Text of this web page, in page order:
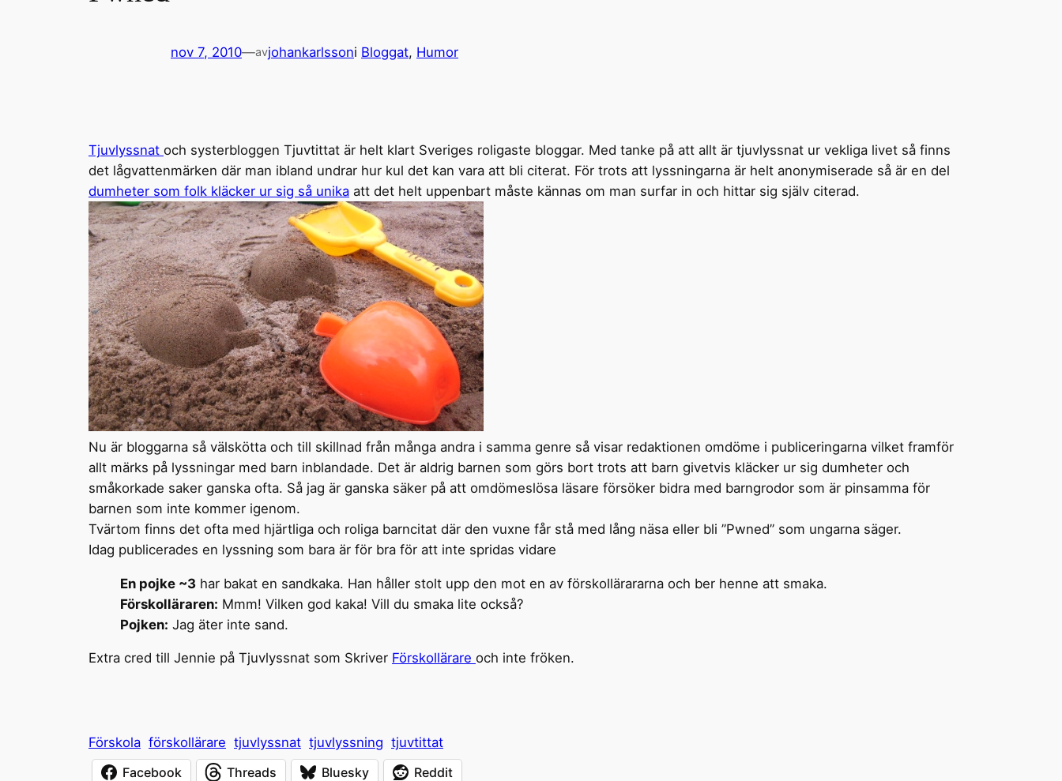
nov 7, 2010—avjohankarlssoni Bloggat, Humor
Tjuvlyssnat och systerbloggen Tjuvtittat är helt klart Sveriges roligaste bloggar. Med tanke på att allt är tjuvlyssnat ur vekliga livet så finns
det lågvattenmärken där man ibland undrar hur kul det kan vara att bli citerat. För trots att lyssningarna är helt anonymiserade så är en del
dumheter som folk kläcker ur sig så unika att det helt uppenbart måste kännas om man surfar in och hittar sig själv citerad.
Nu är bloggarna så välskötta och till skillnad från många andra i samma genre så visar redaktionen omdöme i publiceringarna vilket framför
allt märks på lyssningar med barn inblandade. Det är aldrig barnen som görs bort trots att barn givetvis kläcker ur sig dumheter och
småkorkade saker ganska ofta. Så jag är ganska säker på att omdömeslösa läsare försöker bidra med barngrodor som är pinsamma för
barnen som inte kommer igenom.
Tvärtom finns det ofta med hjärtliga och roliga barncitat där den vuxne får stå med lång näsa eller bli ”Pwned” som ungarna säger.
Idag publicerades en lyssning som bara är för bra för att inte spridas vidare
En pojke ~3 har bakat en sandkaka. Han håller stolt upp den mot en av förskollärararna och ber henne att smaka.
Förskolläraren: Mmm! Vilken god kaka! Vill du smaka lite också?
Pojken: Jag äter inte sand.
Extra cred till Jennie på Tjuvlyssnat som Skriver Förskollärare och inte fröken.
Förskola förskollärare tjuvlyssnat tjuvlyssning tjuvtittat
Facebook
Threads Bluesky Reddit